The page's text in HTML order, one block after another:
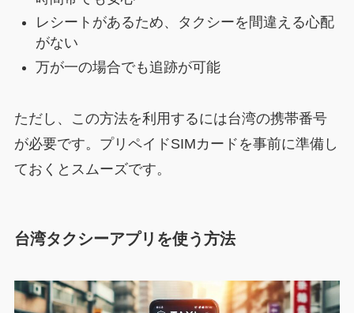
レシートがあるため、タクシーを間違える心配
がない
万が一の場合でも追跡が可能
ただし、この方法を利用するには台湾の携帯番号
が必要です。プリペイドSIMカードを事前に準備し
ておくとスムーズです。
台湾タクシーアプリを使う方法